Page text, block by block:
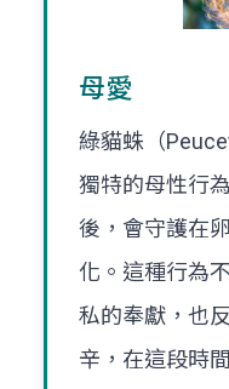
母愛
綠貓蛛（
獨特的母性行
後，會守護在
化。這種行為
私的奉獻，也
辛，在這段時